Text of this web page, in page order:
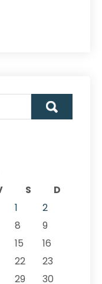
S
D
1
2
8
9
15
16
22
23
29
30